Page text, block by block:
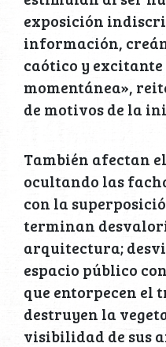
exposición
información,
caótico y
momentánea»,
de motivos de la
También afectan
ocultando las
con la
terminan
arquitectura;
espacio público
que entorpecen el
destruyen la
visibilidad de sus